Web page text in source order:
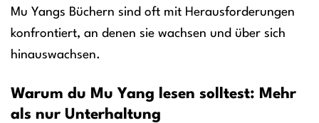
Mu Yangs Büchern sind oft mit Herausforderungen
konfrontiert, an denen sie wachsen und über sich
hinauswachsen.
Warum du Mu Yang lesen solltest: Mehr
als nur Unterhaltung